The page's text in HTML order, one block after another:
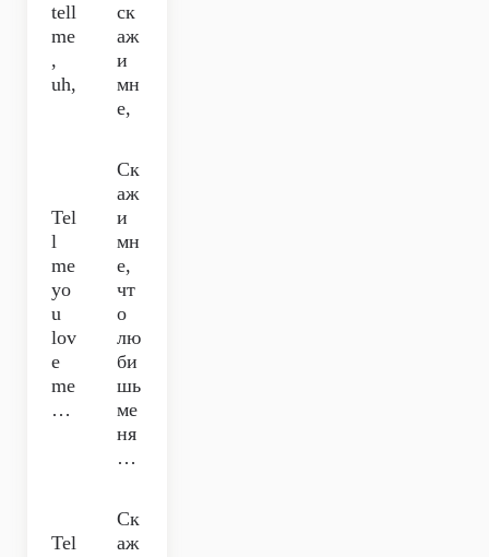
tell
me
,
uh,
ск
аж
и
мн
е,
Tel
l
me
yo
u
lov
e
me
…
Ск
аж
и
мн
е,
чт
о
лю
би
шь
ме
ня
…
Tel
Ск
аж